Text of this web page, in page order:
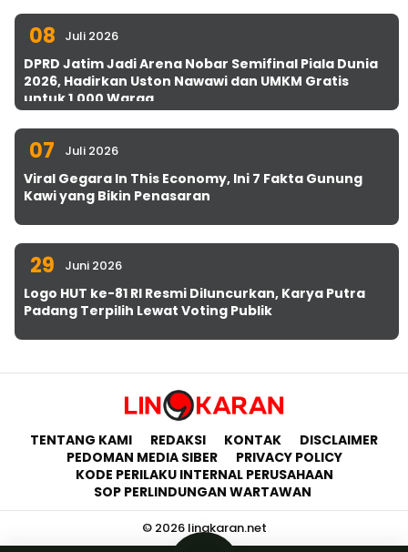
08 Juli 2026
DPRD Jatim Jadi Arena Nobar Semifinal Piala Dunia
2026, Hadirkan Uston Nawawi dan UMKM Gratis
untuk 1.000 Warga
07 Juli 2026
Viral Gegara In This Economy, Ini 7 Fakta Gunung
Kawi yang Bikin Penasaran
29 Juni 2026
Logo HUT ke-81 RI Resmi Diluncurkan, Karya Putra
Padang Terpilih Lewat Voting Publik
TENTANG KAMI REDAKSI KONTAK
DISCLAIMER
PEDOMAN MEDIA SIBER
PRIVACY POLICY
KODE PERILAKU INTERNAL PERUSAHAAN
SOP PERLINDUNGAN WARTAWAN
© 2026 lingkaran.net